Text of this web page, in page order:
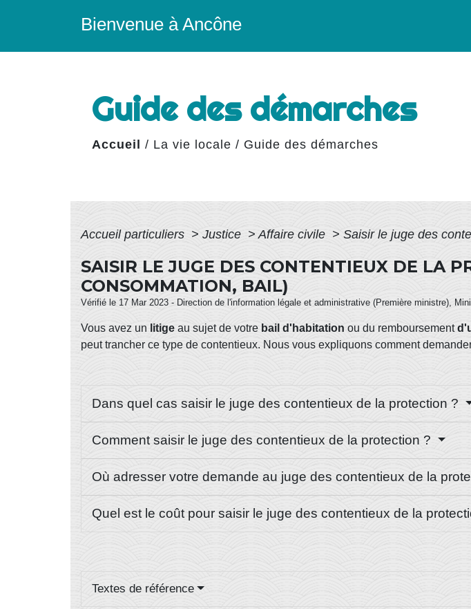
Bienvenue à Ancône
Guide des démarches
Accueil / La vie locale / Guide des démarches
Accueil particuliers > Justice > Affaire civile > Saisir le juge des
SAISIR LE JUGE DES CONTENTIEUX DE LA
CONSOMMATION, BAIL)
Vérifié le 17 Mar 2023 - Direction de l'information légale et administrative (Première ministre),
Vous avez un litige au sujet de votre bail d'habitation ou du remboursement
peut trancher ce type de contentieux. Nous vous expliquons comment
Dans quel cas saisir le juge des contentieux de la protection ?
Comment saisir le juge des contentieux de la protection ?
Où adresser votre demande au juge des contentieux de la
Quel est le coût pour saisir le juge des contentieux de la
Textes de référence